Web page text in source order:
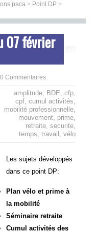
paca > Point DP >
07 février
0 Commentaires
amplitude, BDE, cfp,
cpf, cumul activités,
mobilité professionnelle,
mouvement, prime,
retraite, securite,
temps, travail , vélo
Les sujets développés
dans ce point DP:
Plan vélo et prime à
la mobilité
Séminaire retraite
Cumul activités des